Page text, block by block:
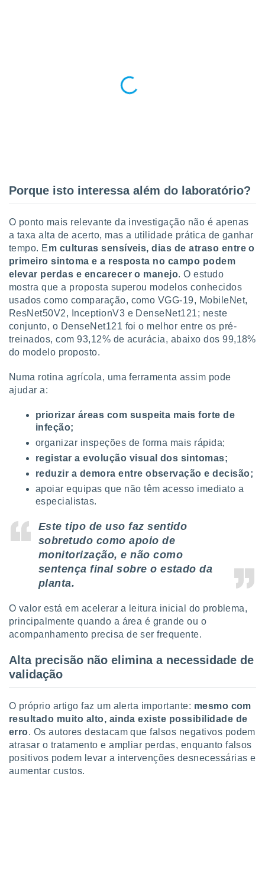
de
fontes,
e melhorar
dados
através
estudos
de
Porque isto interessa além do laboratório?
O ponto mais relevante da investigação não é apenas
a taxa alta de acerto, mas a utilidade prática de ganhar
tempo. Em culturas sensíveis, dias de atraso entre o
primeiro sintoma e a resposta no campo podem
elevar perdas e encarecer o manejo. O estudo
mostra que a proposta superou modelos conhecidos
usados como comparação, como VGG-19, MobileNet,
ResNet50V2, InceptionV3 e DenseNet121; neste
conjunto, o DenseNet121 foi o melhor entre os pré-
treinados, com 93,12% de acurácia, abaixo dos 99,18%
do modelo proposto.
Numa rotina agrícola, uma ferramenta assim pode
ajudar a:
priorizar áreas com suspeita mais forte de
infeção;
organizar inspeções de forma mais rápida;
registar a evolução visual dos sintomas;
reduzir a demora entre observação e decisão;
apoiar equipas que não têm acesso imediato a
especialistas.
Este tipo de uso faz sentido
sobretudo como apoio de
monitorização, e não como
sentença final sobre o estado da
planta.
O valor está em acelerar a leitura inicial do problema,
principalmente quando a área é grande ou o
acompanhamento precisa de ser frequente.
Alta precisão não elimina a necessidade de
validação
O próprio artigo faz um alerta importante: mesmo com
resultado muito alto, ainda existe possibilidade de
erro. Os autores destacam que falsos negativos podem
atrasar o tratamento e ampliar perdas, enquanto falsos
positivos podem levar a intervenções desnecessárias e
aumentar custos.